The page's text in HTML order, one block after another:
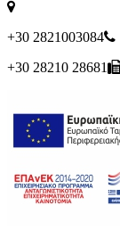
+30 2821003084
+30 28210 28681